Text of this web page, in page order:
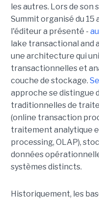
les autres. Lors de son
Summit organisé du 15
l'éditeur a présenté -
lake transactional and
une architecture qui
transactionnelles et
couche de stockage.
approche se distingue
traditionnelles de
(online transaction
traitement analytique
processing, OLAP),
données
systèmes distincts.
Historiquement, les